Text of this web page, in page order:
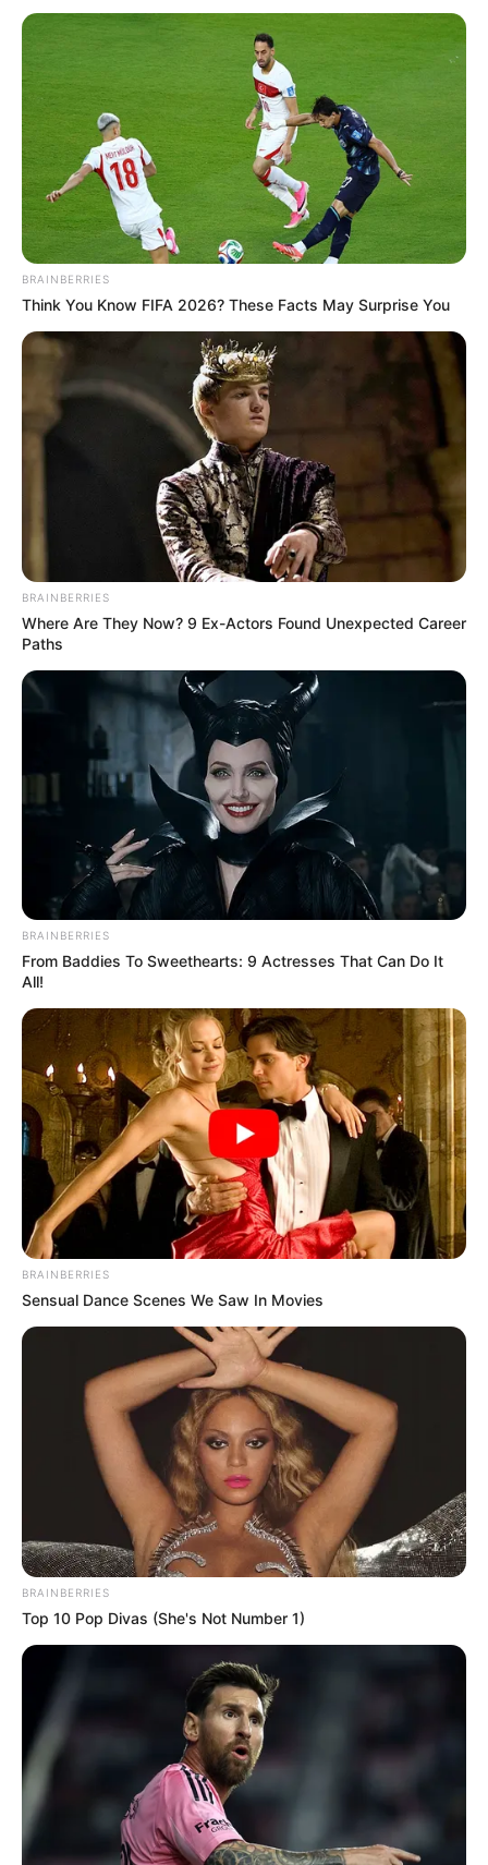
BRAINBERRIES
Think You Know FIFA 2026? These Facts May Surprise You
BRAINBERRIES
Where Are They Now? 9 Ex-Actors Found Unexpected Career
Paths
BRAINBERRIES
From Baddies To Sweethearts: 9 Actresses That Can Do It
All!
BRAINBERRIES
Sensual Dance Scenes We Saw In Movies
BRAINBERRIES
Top 10 Pop Divas (She's Not Number 1)